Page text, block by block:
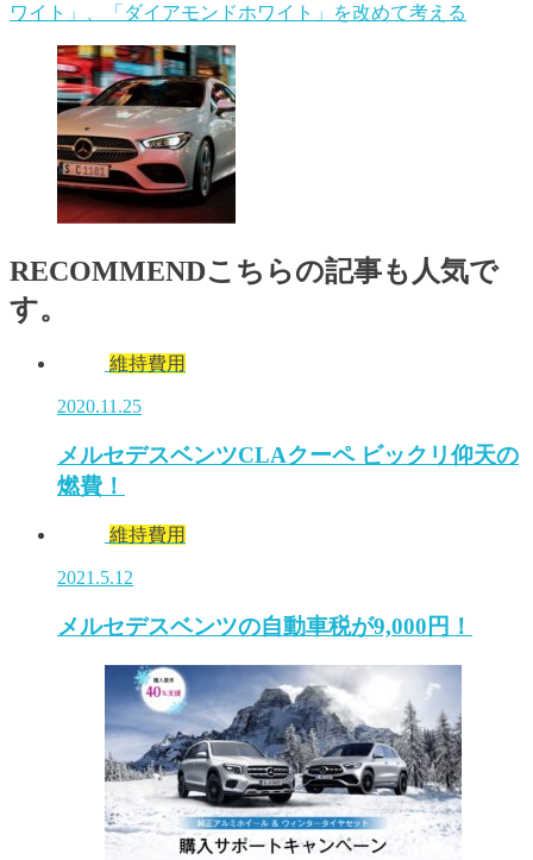
ワイト」、「ダイアモンドホワイト」を改めて考える
RECOMMENDこちらの記事も人気で
す。
維持費用
2020.11.25
メルセデスベンツCLAクーペ ビックリ仰天の
燃費！
維持費用
2021.5.12
メルセデスベンツの自動車税が9,000円！